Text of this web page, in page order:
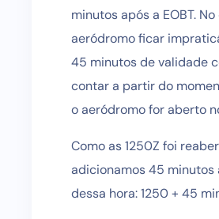
minutos após a EOBT.
aeródromo ficar
45 minutos de validade
contar a partir do
o aeródromo for aberto
Como as 1250Z foi
adicionamos 45 minutos
dessa hora: 1250 + 45